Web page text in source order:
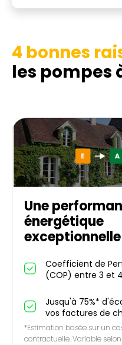
4 bonnes
les pompes
Une
énergétique
exceptionnelle
Coefficient de
(COP) entre 3 et 4
Jusqu'à 75%*
vos factures de
*Estimation basée sur un
contractuelle. Variable